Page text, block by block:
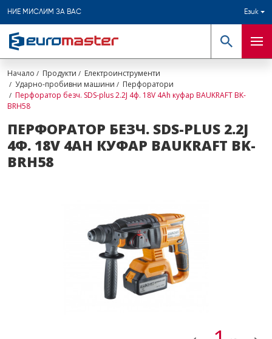
НИЕ МИСЛИМ ЗА ВАС Език
Търсене
Начало Продукти
Електроинструменти
Ударно-пробивни машини
Перфоратори
Перфоратор безч. SDS-plus 2.2J 4ф. 18V 4Ah куфар BAUKRAFT BK-
BRH58
ПЕРФОРАТОР БЕЗЧ. SDS-PLUS 2.2J
4Ф. 18V 4AH КУФАР BAUKRAFT BK-
BRH58